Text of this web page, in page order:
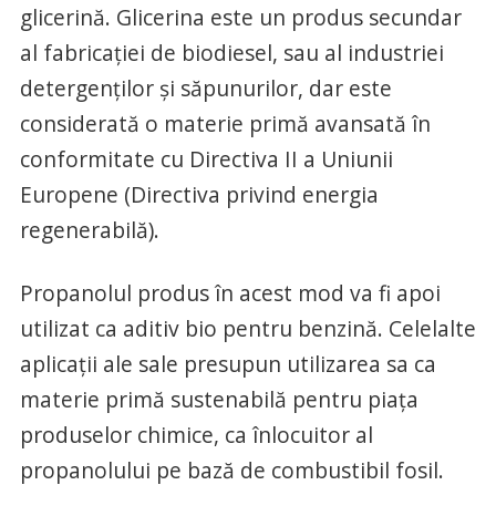
glicerină. Glicerina este un produs secundar
al fabricației de biodiesel, sau al industriei
detergenților și săpunurilor, dar este
considerată o materie primă avansată în
conformitate cu Directiva II a Uniunii
Europene (Directiva privind energia
regenerabilă).
Propanolul produs în acest mod va fi apoi
utilizat ca aditiv bio pentru benzină. Celelalte
aplicații ale sale presupun utilizarea sa ca
materie primă sustenabilă pentru piața
produselor chimice, ca înlocuitor al
propanolului pe bază de combustibil fosil.